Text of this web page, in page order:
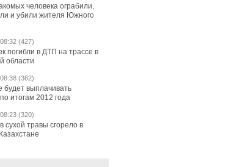
человека ограбили,
и убили жителя Южного
(427)
погибли в ДТП на трассе в
области
(362)
будет выплачивать
итогам 2012 года
(320)
сухой травы сгорело в